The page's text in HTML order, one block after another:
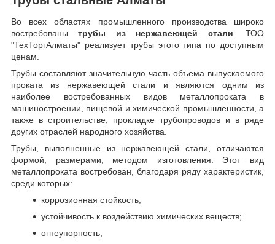
Во всех областях промышленного производства широко
востребованытрубы из нержавеющей стали. ТОО
"ТехТоргАлматы" реализует трубы этого типа по доступным
ценам.
Трубы составляют значительную часть объема выпускаемого
проката из нержавеющей стали и являются одним из
наиболее востребованных видов металлопроката в
машиностроении, пищевой и химической промышленности, а
также в строительстве, прокладке трубопроводов и в ряде
других отраслей народного хозяйства.
Трубы, выполненные из нержавеющей стали, отличаются
формой, размерами, методом изготовления. Этот вид
металлопроката востребован, благодаря ряду характеристик,
среди которых:
коррозионная стойкость;
устойчивость к воздействию химических веществ;
огнеупорность;